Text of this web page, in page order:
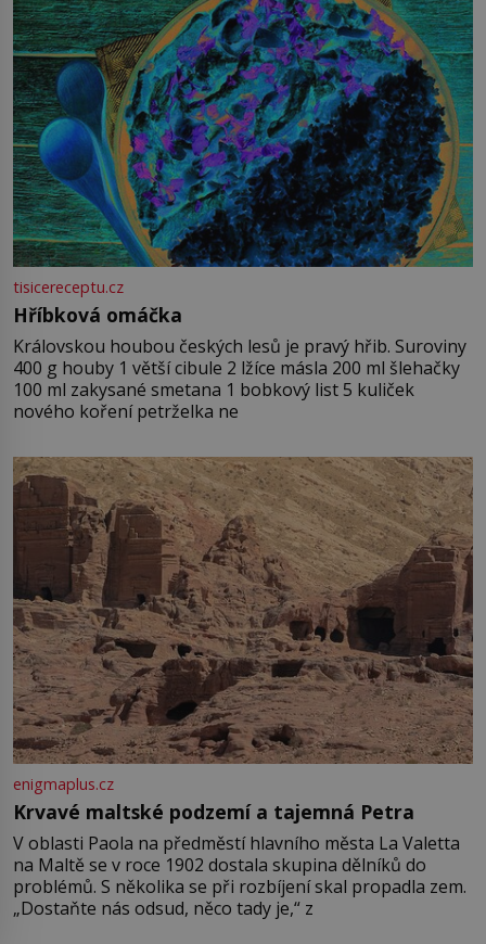
tisicereceptu.cz
Hříbková omáčka
Královskou houbou českých lesů je pravý hřib. Suroviny
400 g houby 1 větší cibule 2 lžíce másla 200 ml šlehačky
100 ml zakysané smetana 1 bobkový list 5 kuliček
nového koření petrželka ne
enigmaplus.cz
Krvavé maltské podzemí a tajemná Petra
V oblasti Paola na předměstí hlavního města La Valetta
na Maltě se v roce 1902 dostala skupina dělníků do
problémů. S několika se při rozbíjení skal propadla zem.
„Dostaňte nás odsud, něco tady je,“ z